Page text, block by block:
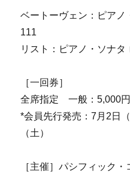
ベートーヴェン：ピアノ
111
リスト：ピアノ・ソナ
［一回券］
全席指定 一般：5,000
*会員先行発売：7月2日
（土）
［主催］パシフィック